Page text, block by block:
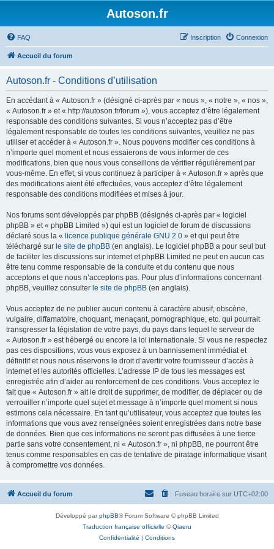
Autoson.fr
FAQ Connexion
Inscription
Accueil du forum
Autoson.fr - Conditions d’utilisation
En accédant à « Autoson.fr » (désigné ci-après par « nous », « notre », « nos »,
« Autoson.fr » et « http://autoson.fr/forum »), vous acceptez d’être légalement
responsable des conditions suivantes. Si vous n’acceptez pas d’être
légalement responsable de toutes les conditions suivantes, veuillez ne pas
utiliser et accéder à « Autoson.fr ». Nous pouvons modifier ces conditions à
n’importe quel moment et nous essaierons de vous informer de ces
modifications, bien que nous vous conseillons de vérifier régulièrement par
vous-même. En effet, si vous continuez à participer à « Autoson.fr » après que
des modifications aient été effectuées, vous acceptez d’être légalement
responsable des conditions modifiées et mises à jour.
Nos forums sont développés par phpBB (désignés ci-après par « logiciel
phpBB » et « phpBB Limited ») qui est un logiciel de forum de discussions
déclaré sous la « licence publique générale GNU 2.0 » et qui peut être
téléchargé sur le site de phpBB (en anglais). Le logiciel phpBB a pour seul but
de faciliter les discussions sur internet et phpBB Limited ne peut en aucun cas
être tenu comme responsable de la conduite et du contenu que nous
acceptons et que nous n’acceptons pas. Pour plus d’informations concernant
phpBB, veuillez consulter le site de phpBB (en anglais).
Vous acceptez de ne publier aucun contenu à caractère abusif, obscène,
vulgaire, diffamatoire, choquant, menaçant, pornographique, etc. qui pourrait
transgresser la législation de votre pays, du pays dans lequel le serveur de
« Autoson.fr » est hébergé ou encore la loi internationale. Si vous ne respectez
pas ces dispositions, vous vous exposez à un bannissement immédiat et
définitif et nous nous réservons le droit d’avertir votre fournisseur d’accès à
internet et les autorités officielles. L’adresse IP de tous les messages est
enregistrée afin d’aider au renforcement de ces conditions. Vous acceptez le
fait que « Autoson.fr » ait le droit de supprimer, de modifier, de déplacer ou de
verrouiller n’importe quel sujet et message à n’importe quel moment si nous
estimons cela nécessaire. En tant qu’utilisateur, vous acceptez que toutes les
informations que vous avez renseignées soient enregistrées dans notre base
de données. Bien que ces informations ne seront pas diffusées à une tierce
partie sans votre consentement, ni « Autoson.fr », ni phpBB, ne pourront être
tenus comme responsables en cas de tentative de piratage informatique visant
à compromettre vos données.
Accueil du forum Fuseau horaire sur UTC+02:00
Développé parphpBB® Forum Software © phpBB Limited
Traduction française officielle ©Qiaeru
Confidentialité | Conditions